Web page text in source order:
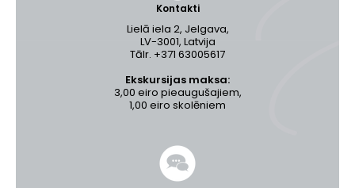
Kontakti
Lielā iela 2, Jelgava,
LV-3001, Latvija
Tālr. +371 63005617
Ekskursijas maksa:
3,00 eiro pieaugušajiem,
1,00 eiro skolēniem